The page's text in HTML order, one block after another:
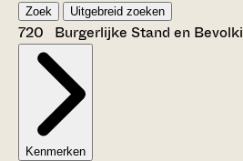
Zoek Uitgebreid zoeken
720 Burgerlijke Stand en
Kenmerken